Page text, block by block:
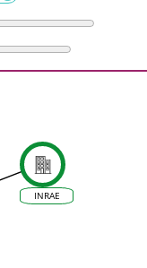
INRAE